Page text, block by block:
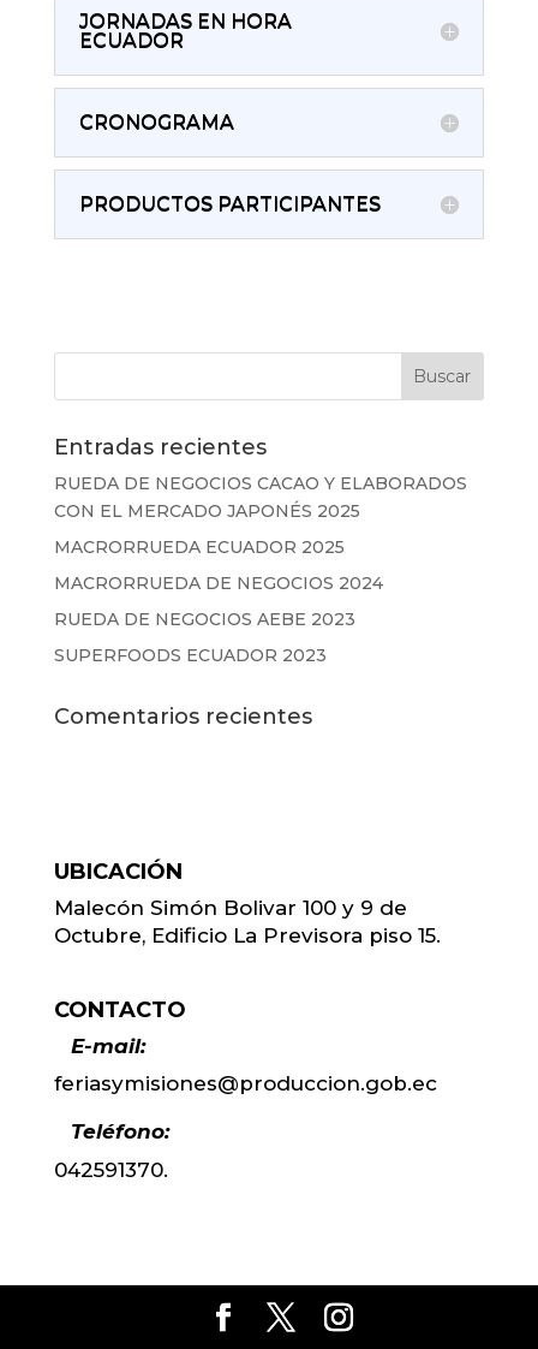
JORNADAS EN HORA
ECUADOR
CRONOGRAMA
PRODUCTOS PARTICIPANTES
Entradas recientes
RUEDA DE NEGOCIOS CACAO Y ELABORADOS
CON EL MERCADO JAPONÉS 2025
MACRORRUEDA ECUADOR 2025
MACRORRUEDA DE NEGOCIOS 2024
RUEDA DE NEGOCIOS AEBE 2023
SUPERFOODS ECUADOR 2023
Comentarios recientes
UBICACIÓN
Malecón Simón Bolivar 100 y 9 de
Octubre, Edificio La Previsora piso 15.
CONTACTO
E-mail:
feriasymisiones@produccion.gob.ec
Teléfono:
042591370.